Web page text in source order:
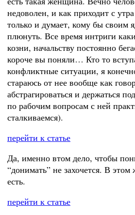
недоволен, и как приходит с
только и думает, кому бы своим
плюнуть. Все время интриги
козни, начальству постоянно
короче вы поняли… Кто то
конфликтные ситуации, я
стараюсь от нее вообще как
абстрагироваться и держаться
по рабочим вопросам с ней
сталкиваемся).
перейти к статье
Да, именно втом дело, чтобы
“донимать” не захочется. В
есть.
перейти к статье